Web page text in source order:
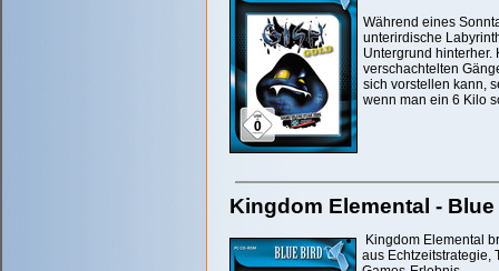
Während eines
unterirdische
Untergrund hinterher.
verschachtelten
sich vorstellen kann,
wenn man ein 6 Kilo
Kingdom Elemental -
Kingdom Elemental
aus Echtzeitstrategie,